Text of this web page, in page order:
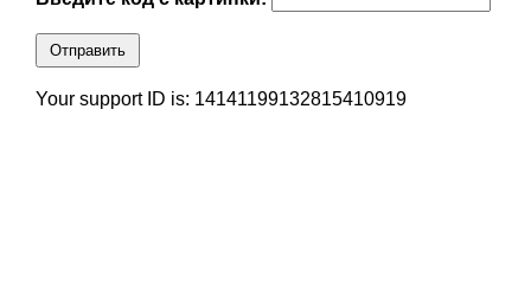
Отправить
Your support ID is: 14141199132815410919